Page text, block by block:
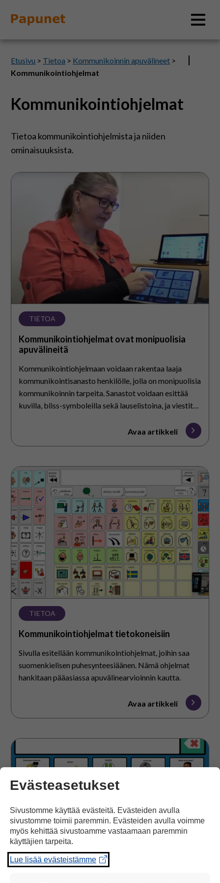
Tietoa
Materiaalit
Saavutettavuus
På svenska
In English
Etusivu > Tietoa > Kommunikoinnin apuvälineet >
Kommunikointiohjelmat
Kommunikointiohjelmat
Tietoa kommunikointiohjelmista ja niiden
ominaisuuksista.
Kommunikointiohjelmat
monipuolisia
apuvälineitä
TIETOA
Kommunikointiohjelmat ovat monipuolisia
apuvälineitä
Kommunikointiohjelmaan voidaan rakentaa laaja
kommunikointisanasto henkilölle, jolla on monipuolisia
kommunikoinnin tarpeita. Sanastot voidaan esittää
kuvilla, bliss-symboleilla sekä lauselistoina, ja viestit
Avaa artikkeli
Kommunikointiohjelmat
tietokoneisiin
TIETOA
Kommunikointiohjelmat tietokoneisiin
Sivulla esitellään kommunikointiohjelmat, joihin saa
suomenkielisen puhesynteesiäänen. Nämä ohjelmat
hankitaan pääasiassa apuvälinearvioinnin kautta.
Avaa artikkeli
Kommunikointiohjelmat
tableteille
Evästeasetukset
Sivustomme käyttää evästeitä. Evästeiden avulla
sivustomme toimii paremmin. Evästeiden avulla voimme
myös kehittää sivustoamme vastaamaan paremmin
käyttäjien tarpeita.
Lue lisää evästeistämme